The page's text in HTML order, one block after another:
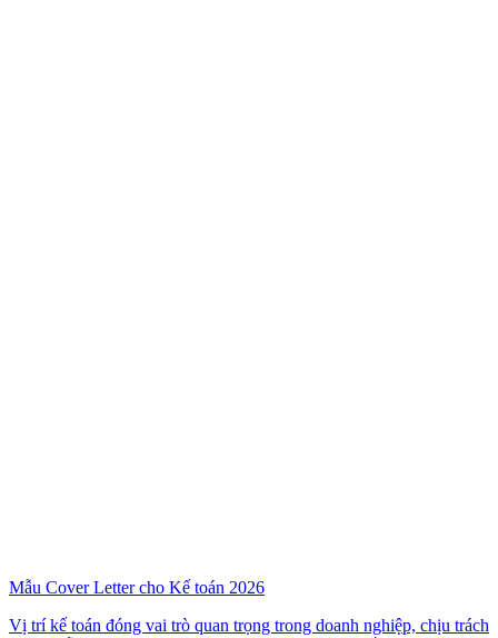
Mẫu Cover Letter cho Kế toán 2026
Vị trí kế toán đóng vai trò quan trọng trong doanh nghiệp, chịu trách